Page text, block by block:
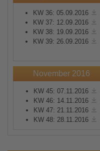
KW 36: 05.09.2016
KW 37: 12.09.2016
KW 38: 19.09.2016
KW 39: 26.09.2016
November 2016
KW 45: 07.11.2016
KW 46: 14.11.2016
KW 47: 21.11.2016
KW 48: 28.11.2016